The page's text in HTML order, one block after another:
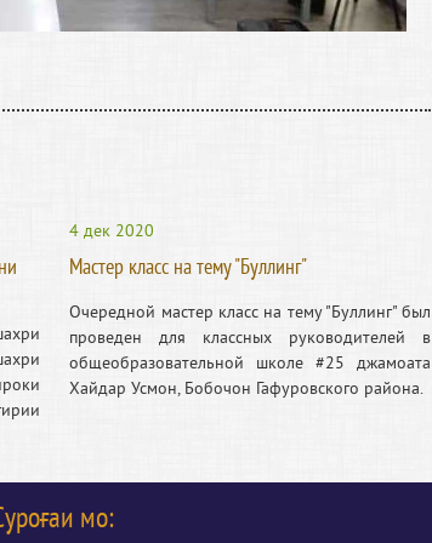
4 дек 2020
Мастер класс на тему "Буллинг"
Очередной мастер класс на тему "Буллинг" был
проведен для классных руководителей в
общеобразовательной школе #25 джамоата
Хайдар Усмон, Бобочон Гафуровского района.
мо: